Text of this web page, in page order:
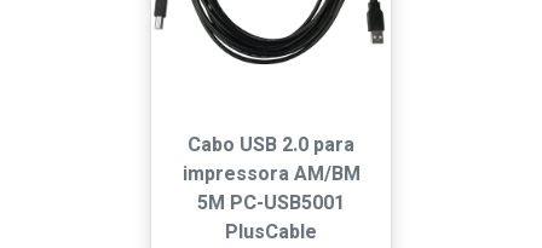
Cabo USB 2.0 para
impressora AM/BM
5M PC-USB5001
PlusCable